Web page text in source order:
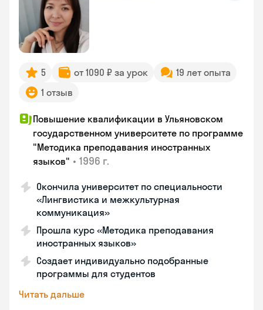
5 от 1090 ₽ за урок
19 лет опыта
1 отзыв
Повышение квалификации в Ульяновском
государственном университете по программе
"Методика преподавания иностранных
языков" • 1996 г.
Окончила университет по специальности
«Лингвистика и межкультурная
коммуникация»
Прошла курс «Методика преподавания
иностранных языков»
Создает индивидуально подобранные
программы для студентов
Читать дальше